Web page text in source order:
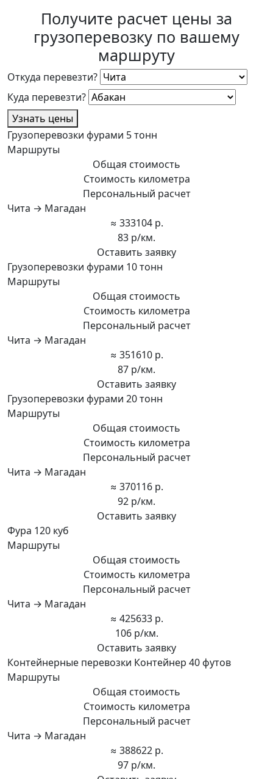
Получите расчет цены за
грузоперевозку по вашему
маршруту
Откуда перевезти?
Куда перевезти?
Узнать цены
Грузоперевозки фурами 5 тонн
Маршруты
Общая стоимость
Стоимость километра
Персональный расчет
Чита → Магадан
≈ 333104 р.
83 р/км.
Оставить заявку
Грузоперевозки фурами 10 тонн
Маршруты
Общая стоимость
Стоимость километра
Персональный расчет
Чита → Магадан
≈ 351610 р.
87 р/км.
Оставить заявку
Грузоперевозки фурами 20 тонн
Маршруты
Общая стоимость
Стоимость километра
Персональный расчет
Чита → Магадан
≈ 370116 р.
92 р/км.
Оставить заявку
Фура 120 куб
Маршруты
Общая стоимость
Стоимость километра
Персональный расчет
Чита → Магадан
≈ 425633 р.
106 р/км.
Оставить заявку
Контейнерные перевозки Контейнер 40 футов
Маршруты
Общая стоимость
Стоимость километра
Персональный расчет
Чита → Магадан
≈ 388622 р.
97 р/км.